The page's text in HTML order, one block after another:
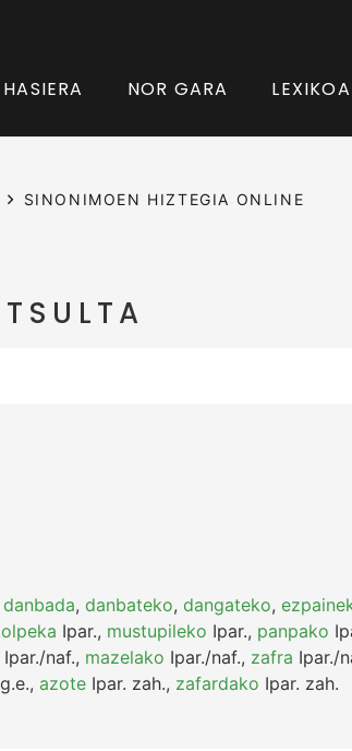
HASIERA NOR GARA
SINONIMOEN HIZTEGIA ONLINE
danbada, danbateko, dangateko,
Ipar., mustupileko Ipar., panpako
Ipar./naf., mazelako Ipar./naf., zafra Ipar./
g.e., azote Ipar. zah., zafardako Ipar. zah.